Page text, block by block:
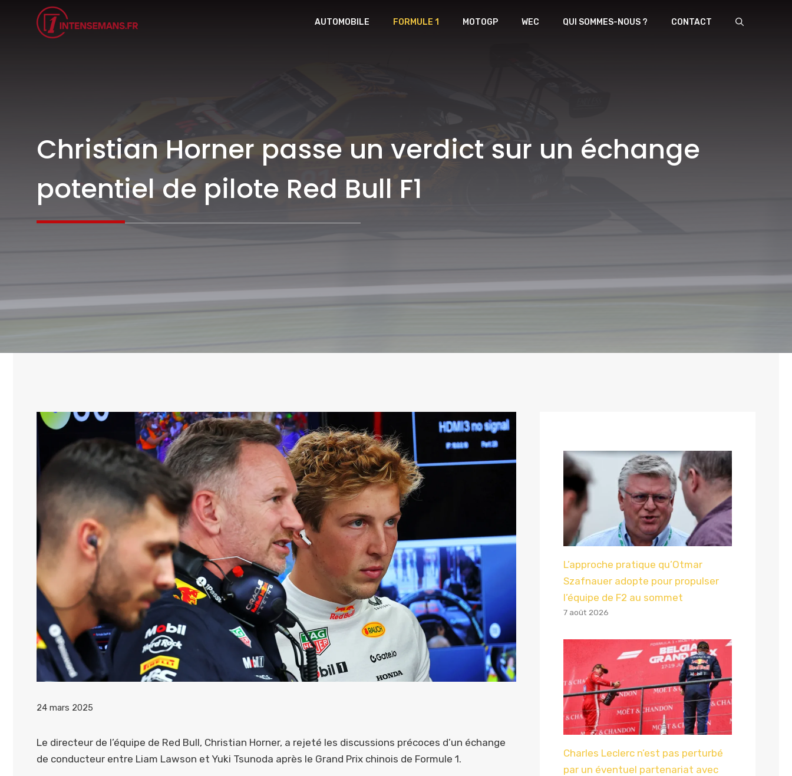
AUTOMOBILE FORMULE 1 MOTOGP WEC QUI SOMMES-NOUS ? CONTACT
Christian Horner passe un verdict sur un échange
potentiel de pilote Red Bull F1
24 mars 2025
Le directeur de l’équipe de Red Bull, Christian Horner, a rejeté les discussions précoces d’un échange
de conducteur entre Liam Lawson et Yuki Tsunoda après le Grand Prix chinois de Formule 1.
L’approche pratique qu’Otmar
Szafnauer adopte pour propulser
l’équipe de F2 au sommet
7 août 2026
Charles Leclerc n’est pas perturbé
par un éventuel partenariat avec